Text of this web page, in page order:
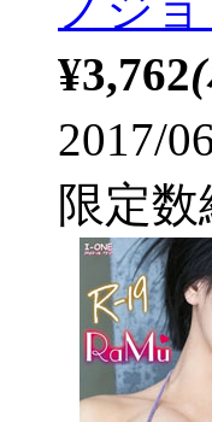
¥3,762
2017/
限定数